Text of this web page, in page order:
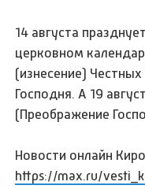
14 августа
церковном
(изнесение)
Господня. А 19
(Преображение
Новости онлайн
https://max.ru/